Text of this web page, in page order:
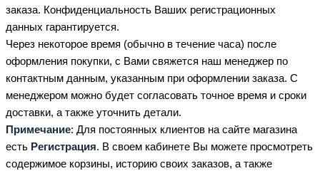
заказа. Конфиденциальность Ваших регистрационных
данных гарантируется.
Через некоторое время (обычно в течение часа) после
оформления покупки, с Вами свяжется наш менеджер по
контактным данным, указанным при оформлении заказа. С
менеджером можно будет согласовать точное время и сроки
доставки, а также уточнить детали.
Примечание: Для постоянных клиентов на сайте магазина
есть Регистрация. В своем кабинете Вы можете просмотреть
содержимое корзины, историю своих заказов, а также